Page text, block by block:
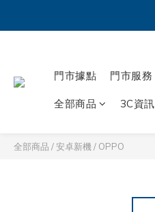
門市據點 門市服務
全部商品 3C資訊
全部商品 /安卓新機 / OPPO